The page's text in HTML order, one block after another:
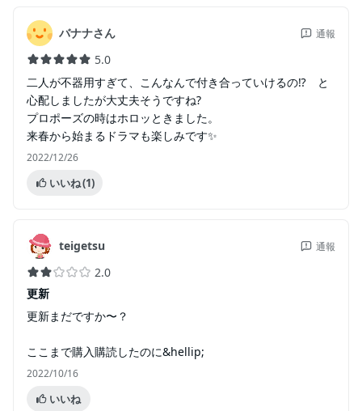
バナナさん 通報
5.0
二人が不器用すぎて、こんなんで付き合っていけるの⁉️ と
心配しましたが大丈夫そうですね?
プロポーズの時はホロッときました。
来春から始まるドラマも楽しみです✨
2022/12/26
いいね(1)
teigetsu 通報
2.0
更新
更新まだですか〜？
ここまで購入購読したのに&hellip;
2022/10/16
いいね